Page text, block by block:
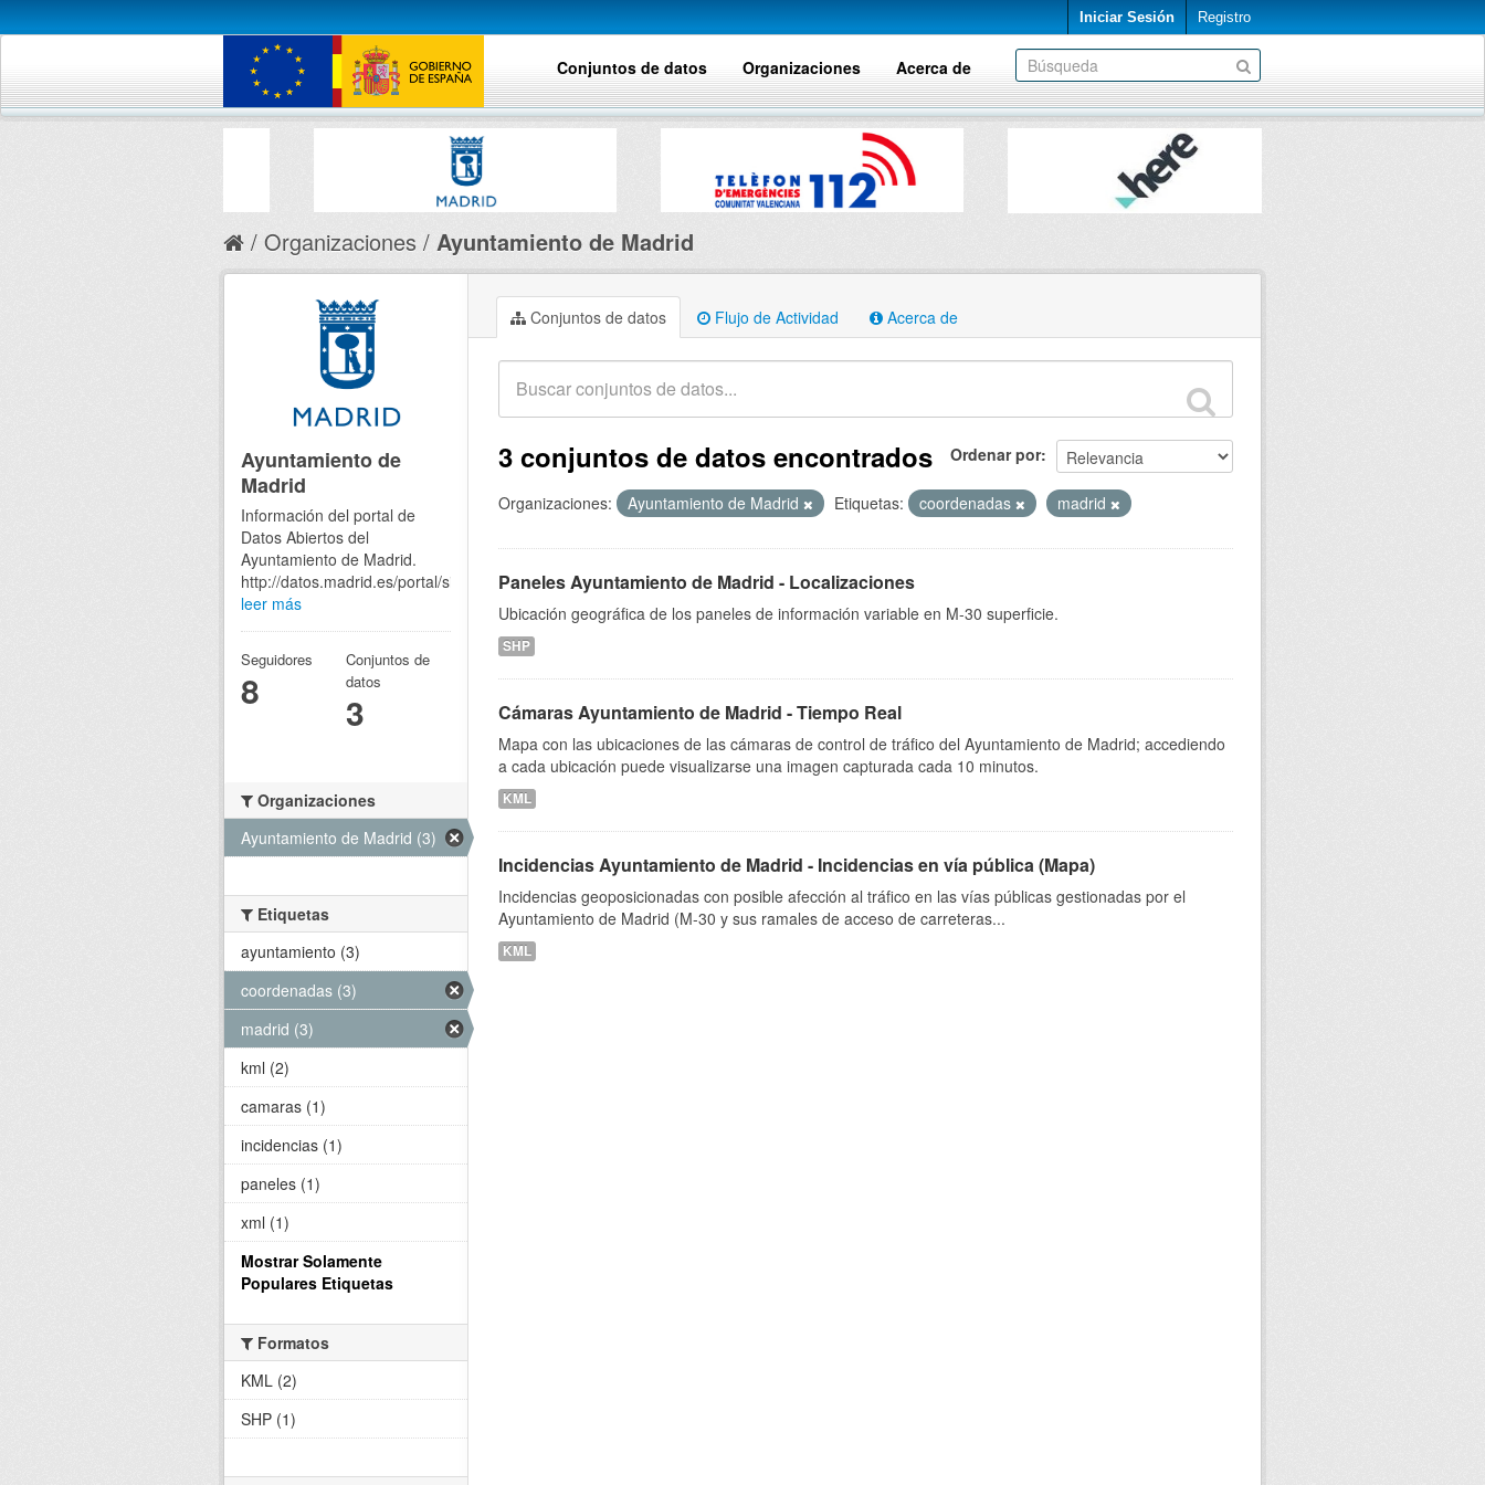
Iniciar Sesión Registro
Conjuntos de datos Organizaciones Acerca de
Organizaciones Ayuntamiento de Madrid
Conjuntos de datos Flujo de Actividad Acerca de
Ordenar por
3 conjuntos de datos encontrados
Organizaciones: Ayuntamiento de Madrid Etiquetas: coordenadas madrid
Paneles Ayuntamiento de Madrid - Localizaciones
Ubicación geográfica de los paneles de información variable en M-30 superficie.
SHP
Cámaras Ayuntamiento de Madrid - Tiempo Real
Mapa con las ubicaciones de las cámaras de control de tráfico del Ayuntamiento de Madrid; accediendo
a cada ubicación puede visualizarse una imagen capturada cada 10 minutos.
KML
Incidencias Ayuntamiento de Madrid - Incidencias en vía pública (Mapa)
Incidencias geoposicionadas con posible afección al tráfico en las vías públicas gestionadas por el
Ayuntamiento de Madrid (M-30 y sus ramales de acceso de carreteras...
KML
Ayuntamiento de
Madrid
Información del portal de
Datos Abiertos del
Ayuntamiento de Madrid.
http://datos.madrid.es/portal/site/egob
leer más
Seguidores
8
Conjuntos de
datos
3
Organizaciones
Ayuntamiento de Madrid (3)
Etiquetas
ayuntamiento (3)
coordenadas (3)
madrid (3)
kml (2)
camaras (1)
incidencias (1)
paneles (1)
xml (1)
Mostrar Solamente
Populares Etiquetas
Formatos
KML (2)
SHP (1)